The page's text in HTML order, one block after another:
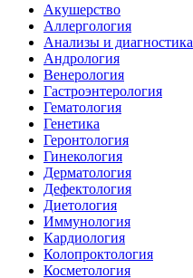
Акушерство
Аллергология
Анализы и диагностика
Андрология
Венерология
Гастроэнтерология
Гематология
Генетика
Геронтология
Гинекология
Дерматология
Дефектология
Диетология
Иммунология
Кардиология
Колопроктология
Косметология